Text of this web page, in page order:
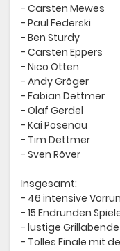
- Carsten Mewes
- Paul Federski
- Ben Sturdy
- Carsten Eppers
- Nico Otten
- Andy Gröger
- Fabian Dettmer
- Olaf Gerdel
- Kai Posenau
- Tim Dettmer
- Sven Röver
Insgesamt:
- 46 intensive
- 15 Endrunden
- lustige Grillabende
- Tolles Finale mit